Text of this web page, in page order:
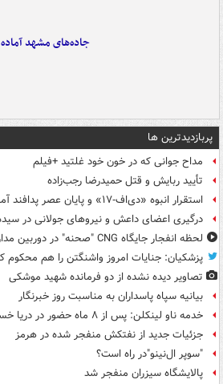
جاده‌های مشهد آماده
پربازدیدترین ها
مداح جوانی که در خون خود غلتید +فیلم
تأیید ربایش و قتل حمیدرضا رجب‌زاده
استقرار انبوه «دی‌اف‑۱۷» و پایان عصر پدافند آمریکا +عکس
درگیری اعضای داعش و نیروهای جولانی در
لحظه انفجار جایگاه CNG "صحنه" در دوربین مداربسته
پزشکیان: جنایات امروز واشنگتن را هم محکوم
تصاویر دیده‌ نشده از دو فرمانده شهید موشکی
بیانیه سپاه پاسداران به مناسبت روز خبرنگار
خدمه ناو لینکلن: پس از ۸ ماه حضور در دریا خسته و درمانده‌ شدیم
جزئیات جدید از نفتکش منفجر شده در هرمز
"سوپر ال‌نینو"در راه است؟
پالایشگاه سیزران منفجر شد